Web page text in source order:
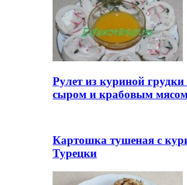
Рулет из куриной
сыром и крабовым
Картошка тушеная с
Турецки